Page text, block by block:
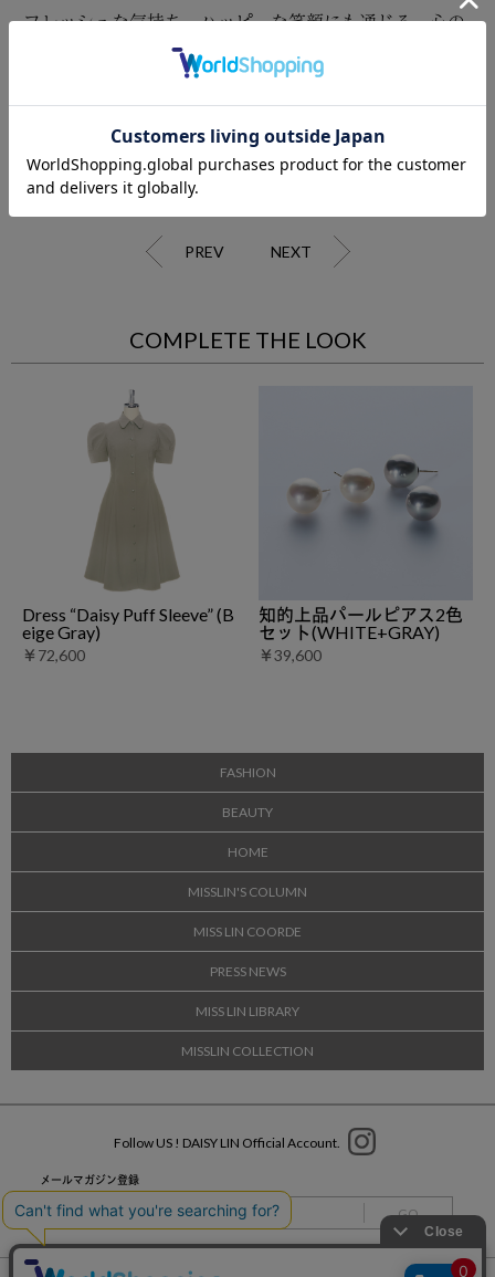
フレッシュな気持ち、ハッピーな笑顔にも通じる、心の
在り方のお話です。
ぜひ、お見逃しなく！
PREV NEXT
COMPLETE THE LOOK
Dress “Daisy Puff Sleeve” (B
eige Gray)
￥72,600
知的上品パールピアス2色
セット(WHITE+GRAY)
￥39,600
FASHION
BEAUTY
HOME
MISSLIN'S COLUMN
MISS LIN COORDE
PRESS NEWS
MISS LIN LIBRARY
MISSLIN COLLECTION
Follow US ! DAISY LIN Official Account.
メールマガジン登録
GO
ショッピングガイド 特定商取引法に基づく表記